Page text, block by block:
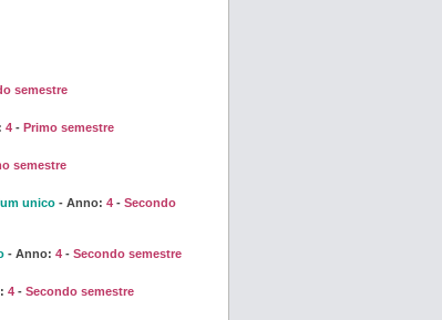
semestre
4 - Primo semestre
semestre
unico - Anno: 4 - Secondo
- Anno: 4 - Secondo semestre
4 - Secondo semestre